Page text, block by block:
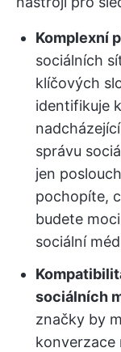
Komplexní
sociálních
klíčových
identifikuje
správu
jen
pochopíte,
budete
sociální
sociálních
značky by
konverzace